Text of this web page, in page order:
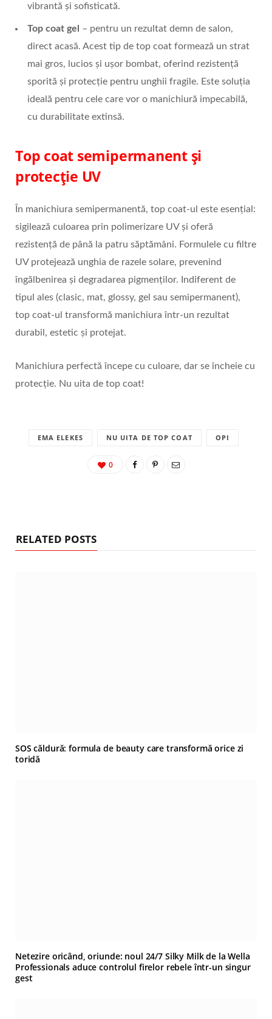
vibrantă și sofisticată.
Top coat gel
– pentru un rezultat demn de salon,
direct acasă. Acest tip de top coat formează un strat
mai gros, lucios și ușor bombat, oferind rezistență
sporită și protecție pentru unghii fragile. Este soluția
ideală pentru cele care vor o manichiură impecabilă,
cu durabilitate extinsă.
Top coat semipermanent și
protecție UV
În manichiura semipermanentă, top coat-ul este esențial:
sigilează culoarea prin polimerizare UV și oferă
rezistență de până la patru săptămâni. Formulele cu filtre
UV protejează unghia de razele solare, prevenind
îngălbenirea și degradarea pigmenților. Indiferent de
tipul ales (clasic, mat, glossy, gel sau semipermanent),
top coat-ul transformă manichiura într-un rezultat
durabil, estetic și protejat.
Manichiura perfectă începe cu culoare, dar se încheie cu
protecție. Nu uita de top coat!
EMA ELEKES NU UITA DE TOP COAT OPI
0
RELATED POSTS
SOS căldură: formula de beauty care transformă orice zi
toridă
Netezire oricând, oriunde: noul 24/7 Silky Milk de la Wella
Professionals aduce controlul firelor rebele într-un singur
gest